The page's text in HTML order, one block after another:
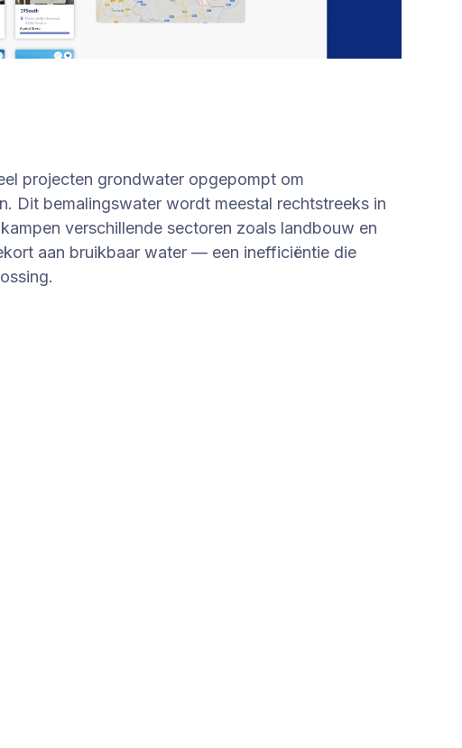
projecten grondwater opgepompt om
Dit bemalingswater wordt meestal rechtstreeks in
verschillende sectoren zoals landbouw en
aan bruikbaar water — een inefficiëntie die